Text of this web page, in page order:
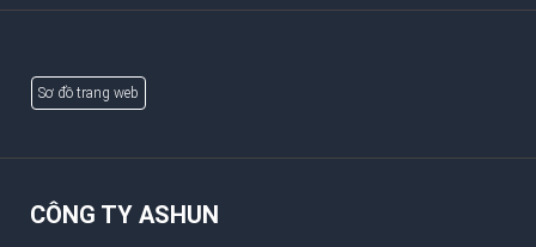
Sơ đồ trang web
CÔNG TY ASHUN